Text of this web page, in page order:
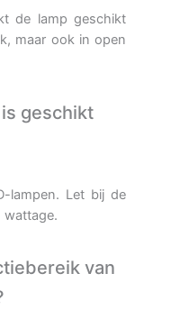
de lamp geschikt
maar ook in open
geschikt
lampen. Let bij de
wattage.
van